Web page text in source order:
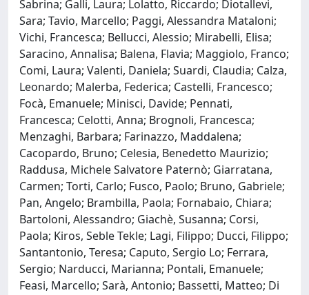
Sabrina; Galli, Laura; Lolatto, Riccardo; Diotallevi,
Sara; Tavio, Marcello; Paggi, Alessandra Mataloni;
Vichi, Francesca; Bellucci, Alessio; Mirabelli, Elisa;
Saracino, Annalisa; Balena, Flavia; Maggiolo, Franco;
Comi, Laura; Valenti, Daniela; Suardi, Claudia; Calza,
Leonardo; Malerba, Federica; Castelli, Francesco;
Focà, Emanuele; Minisci, Davide; Pennati,
Francesca; Celotti, Anna; Brognoli, Francesca;
Menzaghi, Barbara; Farinazzo, Maddalena;
Cacopardo, Bruno; Celesia, Benedetto Maurizio;
Raddusa, Michele Salvatore Paternò; Giarratana,
Carmen; Torti, Carlo; Fusco, Paolo; Bruno, Gabriele;
Pan, Angelo; Brambilla, Paola; Fornabaio, Chiara;
Bartoloni, Alessandro; Giachè, Susanna; Corsi,
Paola; Kiros, Seble Tekle; Lagi, Filippo; Ducci, Filippo;
Santantonio, Teresa; Caputo, Sergio Lo; Ferrara,
Sergio; Narducci, Marianna; Pontali, Emanuele;
Feasi, Marcello; Sarà, Antonio; Bassetti, Matteo; Di